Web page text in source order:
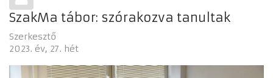
SzakMa tábor: szórakozva tanultak
Szerkesztő
2023. év 27. hét